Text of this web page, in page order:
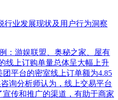
行业发展现状及用户行为洞察
：游娱联盟、奥秘之家、屋有
线上订购单量总体呈大幅上升
平台的密室线上订单额为4.85
询分析师认为，线上交易平台
传和推广的渠道，有助于商家